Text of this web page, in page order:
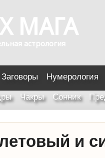
МАГА
астрология
Заговоры Нумерология
Чакры Сонник
и